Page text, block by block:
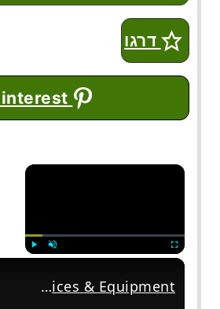
דרגו
×
Revolutionary Innovations: Exploring Cutting-Edge Medical Devices & Equipment